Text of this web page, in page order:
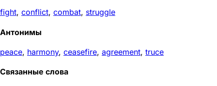
fight, conflict, combat, struggle
Антонимы
peace, harmony, ceasefire, agreement, truce
Связанные слова